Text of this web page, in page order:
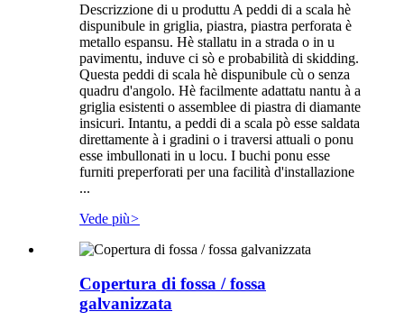
Descrizzione di u produttu A peddi di a scala hè
dispunibule in griglia, piastra, piastra perforata è
metallo espansu. Hè stallatu in a strada o in u
pavimentu, induve ci sò e probabilità di skidding.
Questa peddi di scala hè dispunibule cù o senza
quadru d'angolo. Hè facilmente adattatu nantu à a
griglia esistenti o assemblee di piastra di diamante
insicuri. Intantu, a peddi di a scala pò esse saldata
direttamente à i gradini o i traversi attuali o ponu
esse imbullonati in u locu. I buchi ponu esse
furniti preperforati per una facilità d'installazione
...
Vede più>
Copertura di fossa / fossa
galvanizzata